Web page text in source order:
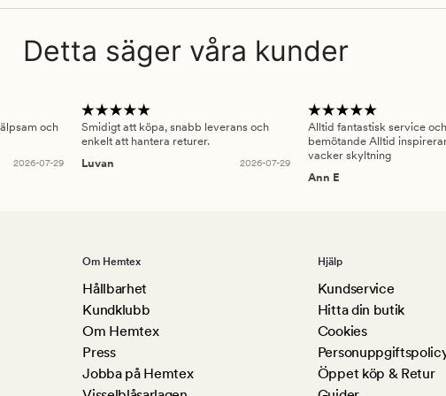
Detta säger våra kunder
och
2026-07-29
Smidigt att köpa, snabb leverans och
enkelt att hantera returer.
Luvan
2026-07-29
Alltid fantastisk service
bemötande Alltid
vacker skyltning
Ann E
Om Hemtex
Hållbarhet
Kundklubb
Om Hemtex
Press
Jobba på Hemtex
Hjälp
Kundservice
Hitta din butik
Cookies
Öppet köp & Retur